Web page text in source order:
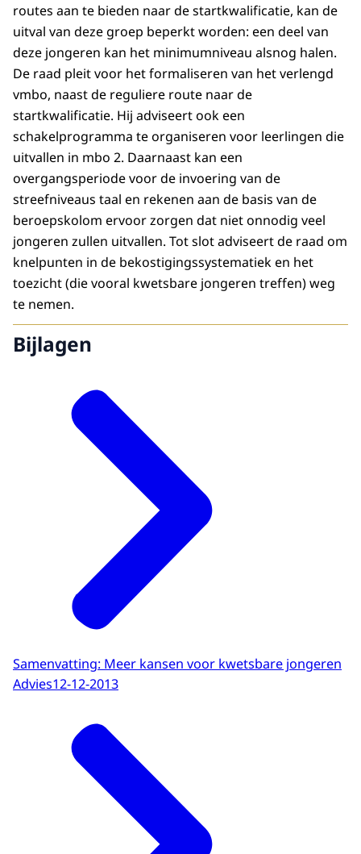
routes aan te bieden naar de startkwalificatie, kan de
uitval van deze groep beperkt worden: een deel van
deze jongeren kan het minimumniveau alsnog halen.
De raad pleit voor het formaliseren van het verlengd
vmbo, naast de reguliere route naar de
startkwalificatie. Hij adviseert ook een
schakelprogramma te organiseren voor leerlingen die
uitvallen in mbo 2. Daarnaast kan een
overgangsperiode voor de invoering van de
streefniveaus taal en rekenen aan de basis van de
beroepskolom ervoor zorgen dat niet onnodig veel
jongeren zullen uitvallen. Tot slot adviseert de raad om
knelpunten in de bekostigingssystematiek en het
toezicht (die vooral kwetsbare jongeren treffen) weg
te nemen.
Bijlagen
Samenvatting: Meer kansen voor kwetsbare jongeren
Advies12-12-2013